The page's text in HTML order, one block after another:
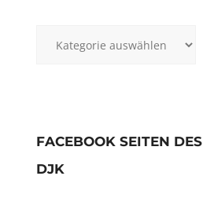
FACEBOOK SEITEN DES
DJK